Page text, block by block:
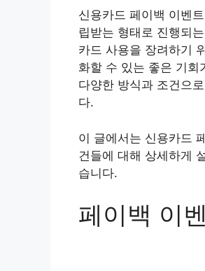
신용카드 페이백 이벤
립받는 형태로 진행되
카드 사용을 장려하기
화할 수 있는 좋은 기회
다양한 방식과 조건으
다.
이 글에서는 신용카드
건들에 대해 상세하게
습니다.
페이백 이